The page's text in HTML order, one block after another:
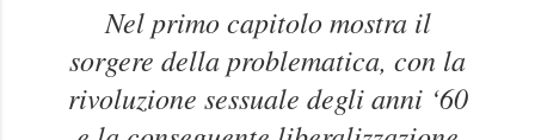
Nel primo capitolo mostra il
sorgere della problematica, con la
rivoluzione sessuale degli anni ‘60